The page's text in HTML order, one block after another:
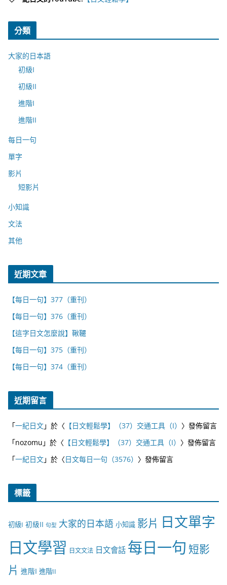
分類
大家的日本語
初級I
初級II
進階I
進階II
每日一句
單字
影片
短影片
小知識
文法
其他
近期文章
【每日一句】377（重刊）
【每日一句】376（重刊）
【這字日文怎麼說】鞦韆
【每日一句】375（重刊）
【每日一句】374（重刊）
近期留言
「一紀日文」於〈 【日文輕鬆學】（37）交通工具（I） 〉發佈留言
「nozomu 」於〈 【日文輕鬆學】（37）交通工具（I） 〉發佈留言
「一紀日文」於〈日文每日一句（3576） 〉發佈留言
標籤
初級I 初級II 句型 大家的日本語 小知識 影片 日文單字
日文學習 日文文法 日文會話 每日一句 短影
片 進階I 進階II